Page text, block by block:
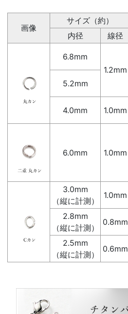
画像
サイズ（約）
内径
線径
6.8mm
1.2mm
5.2mm
4.0mm 1.0mm
6.0mm 1.0mm
3.0mm
（縦に計測）
1.0mm
2.8mm
（縦に計測）
0.8mm
2.5mm
（縦に計測）
0.6mm